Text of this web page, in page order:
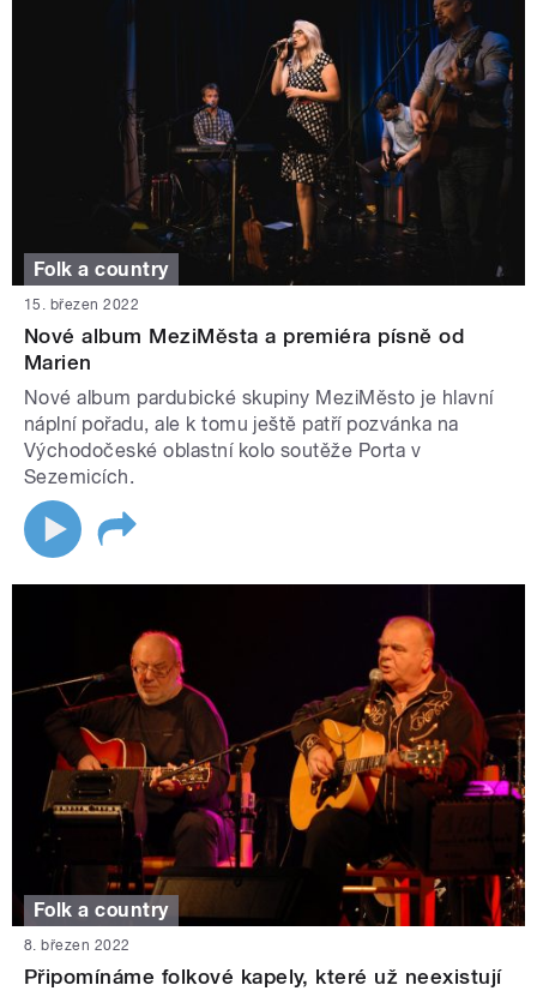
Folk a country
15. březen 2022
Nové album MeziMěsta a premiéra písně od
Marien
Nové album pardubické skupiny MeziMěsto je hlavní
náplní pořadu, ale k tomu ještě patří pozvánka na
Východočeské oblastní kolo soutěže Porta v
Sezemicích.
Folk a country
8. březen 2022
Připomínáme folkové kapely, které už neexistují